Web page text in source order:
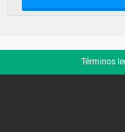
Términos